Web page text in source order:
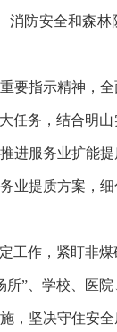
消防安全和森
要指示精神，
任务，结合明
进服务业扩能
业提质方案，
工作，紧盯非
”、学校、医
，坚决守住安